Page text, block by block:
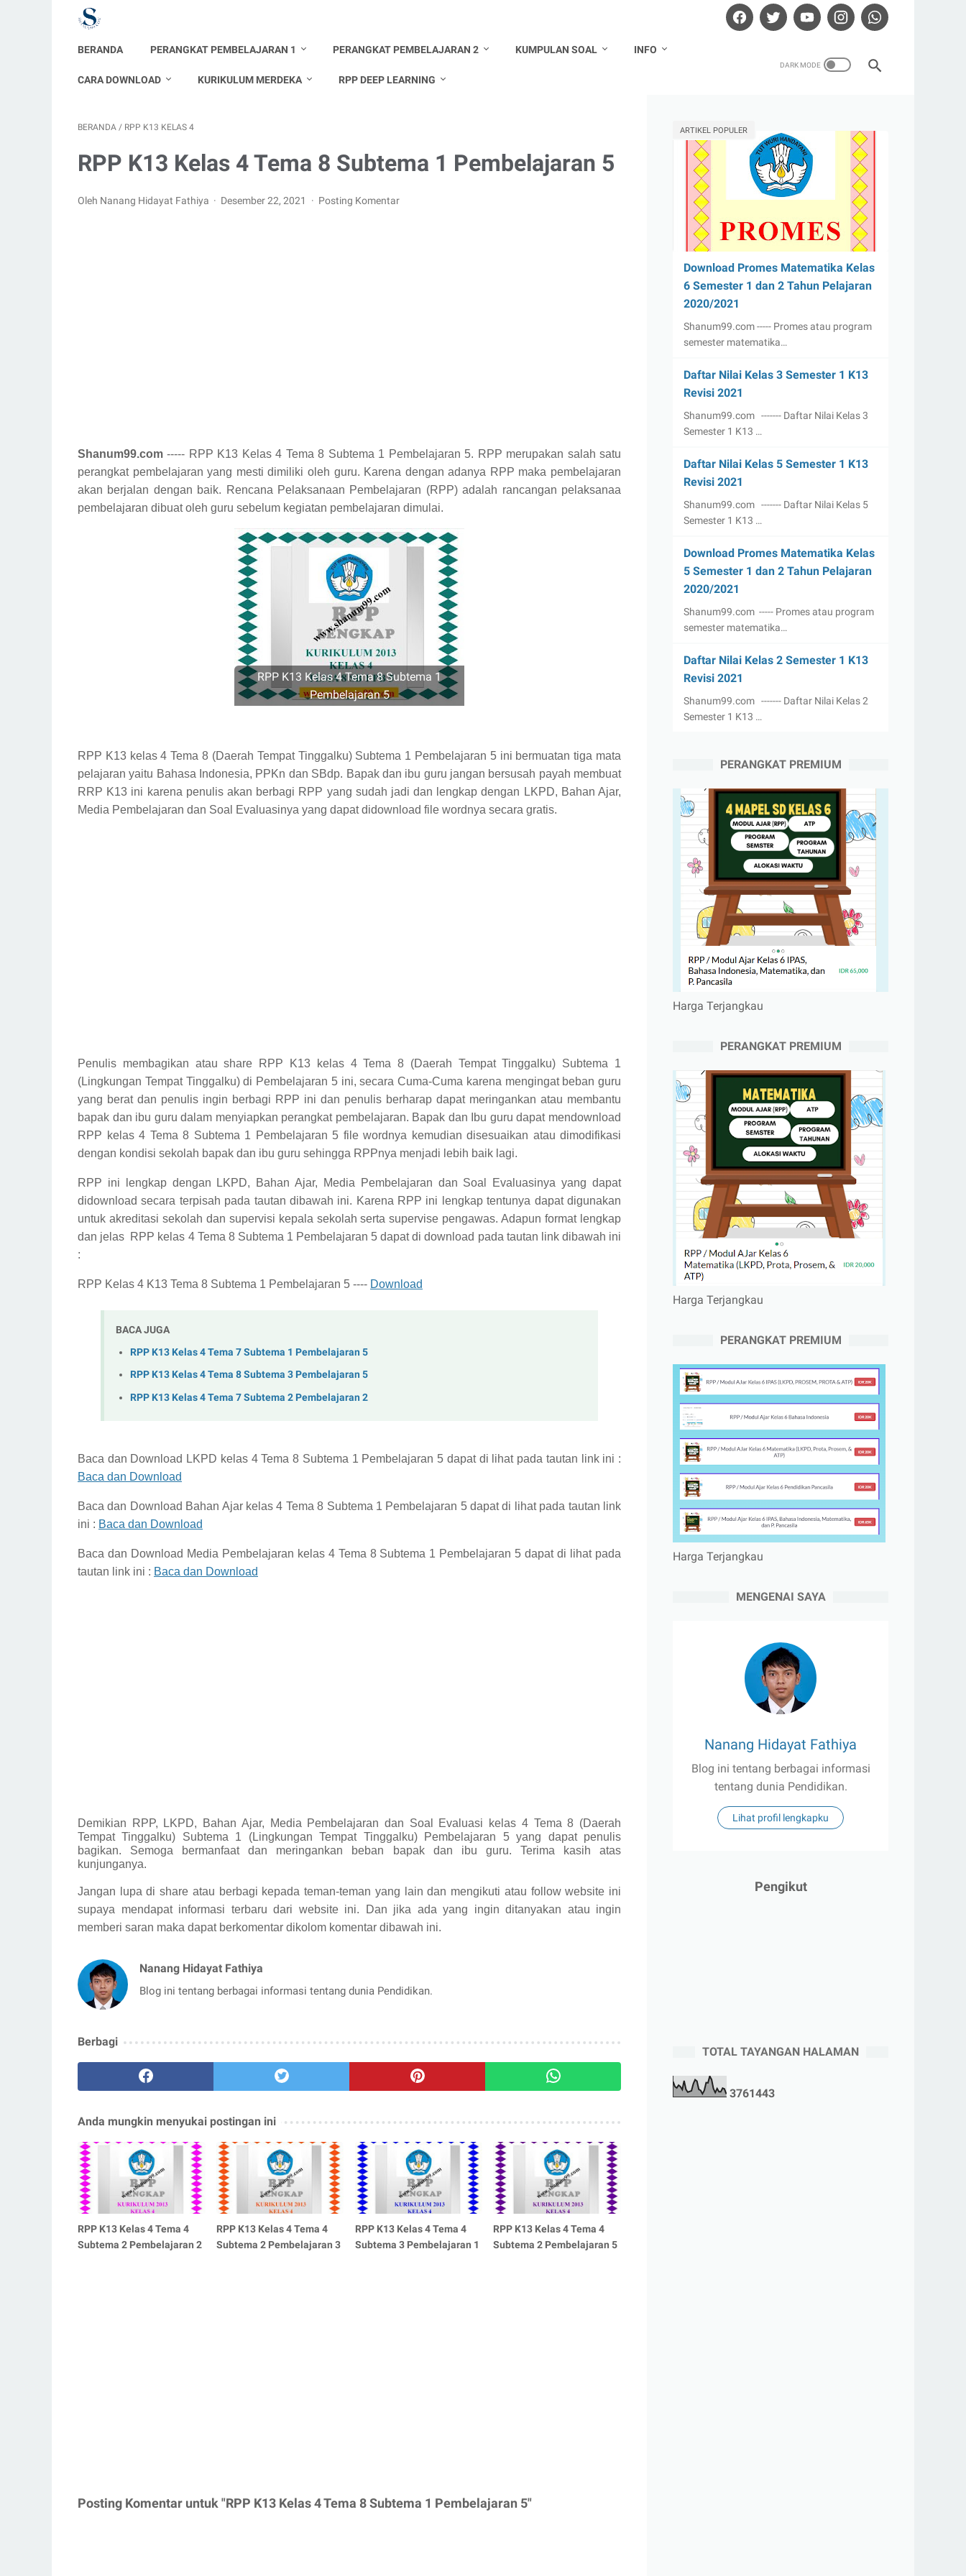
BERANDA PERANGKAT PEMBELAJARAN 1 PERANGKAT PEMBELAJARAN 2 KUMPULAN SOAL INFO
CARA DOWNLOAD KURIKULUM MERDEKA RPP DEEP LEARNING
BERANDA / RPP K13 KELAS 4
RPP K13 Kelas 4 Tema 8 Subtema 1 Pembelajaran 5
Oleh Nanang Hidayat Fathiya Desember 22, 2021 Posting Komentar
Shanum99.com ----- RPP K13 Kelas 4 Tema 8 Subtema 1 Pembelajaran 5. RPP merupakan salah satu
perangkat pembelajaran yang mesti dimiliki oleh guru. Karena dengan adanya RPP maka pembelajaran
akan berjalan dengan baik. Rencana Pelaksanaan Pembelajaran (RPP) adalah rancangan pelaksanaa
pembelajaran dibuat oleh guru sebelum kegiatan pembelajaran dimulai.
RPP K13 Kelas 4 Tema 8 Subtema 1
Pembelajaran 5
RPP K13 kelas 4 Tema 8 (Daerah Tempat Tinggalku) Subtema 1 Pembelajaran 5 ini bermuatan tiga mata
pelajaran yaitu Bahasa Indonesia, PPKn dan SBdp. Bapak dan ibu guru jangan bersusah payah membuat
RRP K13 ini karena penulis akan berbagi RPP yang sudah jadi dan lengkap dengan LKPD, Bahan Ajar,
Media Pembelajaran dan Soal Evaluasinya yang dapat didownload file wordnya secara gratis.
Penulis membagikan atau share RPP K13 kelas 4 Tema 8 (Daerah Tempat Tinggalku) Subtema 1
(Lingkungan Tempat Tinggalku) di Pembelajaran 5 ini, secara Cuma-Cuma karena mengingat beban guru
yang berat dan penulis ingin berbagi RPP ini dan penulis berharap dapat meringankan atau membantu
bapak dan ibu guru dalam menyiapkan perangkat pembelajaran. Bapak dan Ibu guru dapat mendownload
RPP kelas 4 Tema 8 Subtema 1 Pembelajaran 5 file wordnya kemudian disesuaikan atau dimodifikasi
dengan kondisi sekolah bapak dan ibu guru sehingga RPPnya menjadi lebih baik lagi.
RPP ini lengkap dengan LKPD, Bahan Ajar, Media Pembelajaran dan Soal Evaluasinya yang dapat
didownload secara terpisah pada tautan dibawah ini. Karena RPP ini lengkap tentunya dapat digunakan
untuk akreditasi sekolah dan supervisi kepala sekolah serta supervise pengawas.Adapun format lengkap
dan jelas RPP kelas 4 Tema 8 Subtema 1 Pembelajaran 5dapat di download pada tautan link dibawah ini
:
RPP Kelas 4 K13 Tema 8 Subtema 1 Pembelajaran 5 ---- Download
BACA JUGA
RPP K13 Kelas 4 Tema 7 Subtema 1 Pembelajaran 5
RPP K13 Kelas 4 Tema 8 Subtema 3 Pembelajaran 5
RPP K13 Kelas 4 Tema 7 Subtema 2 Pembelajaran 2
Baca dan Download LKPD kelas 4 Tema 8 Subtema 1 Pembelajaran 5 dapat di lihat pada tautan link ini :
Baca dan Download
Baca dan Download Bahan Ajar kelas 4 Tema 8 Subtema 1 Pembelajaran 5dapat di lihat pada tautan link
ini : Baca dan Download
Baca dan Download Media Pembelajaran kelas 4 Tema 8 Subtema 1 Pembelajaran 5dapat di lihat pada
tautan link ini : Baca dan Download
Demikian
RPP, LKPD, Bahan Ajar, Media Pembelajaran dan Soal Evaluasi kelas 4 Tema 8 (Daerah
Tempat Tinggalku) Subtema 1 (Lingkungan Tempat Tinggalku) Pembelajaran 5 yang dapat penulis
bagikan. Semoga bermanfaat dan meringankan beban bapak dan ibu guru. Terima kasih atas
kunjunganya.
Jangan lupa di share atau berbagi kepada teman-teman yang lain dan mengikuti atau follow website ini
supaya mendapat informasi terbaru dari website ini. Dan jika ada yang ingin ditanyakan atau ingin
memberi saran maka dapat berkomentar dikolom komentar dibawah ini.
Nanang Hidayat Fathiya
Blog ini tentang berbagai informasi tentang dunia Pendidikan.
Berbagi
Anda mungkin menyukai postingan ini
RPP K13 Kelas 4 Tema 4
Subtema 2 Pembelajaran 2
RPP K13 Kelas 4 Tema 4
Subtema 2 Pembelajaran 3
RPP K13 Kelas 4 Tema 4
Subtema 3 Pembelajaran 1
RPP K13 Kelas 4 Tema 4
Subtema 2 Pembelajaran 5
Posting Komentar untuk "RPP K13 Kelas 4 Tema 8 Subtema 1 Pembelajaran 5"
ARTIKEL POPULER
Download Promes Matematika Kelas
6 Semester 1 dan 2 Tahun Pelajaran
2020/2021
Shanum99.com ----- Promes atau program
semester matematika…
Daftar Nilai Kelas 3 Semester 1 K13
Revisi 2021
Shanum99.com ------- Daftar Nilai Kelas 3
Semester 1 K13 …
Daftar Nilai Kelas 5 Semester 1 K13
Revisi 2021
Shanum99.com ------- Daftar Nilai Kelas 5
Semester 1 K13 …
Download Promes Matematika Kelas
5 Semester 1 dan 2 Tahun Pelajaran
2020/2021
Shanum99.com ----- Promes atau program
semester matematika…
Daftar Nilai Kelas 2 Semester 1 K13
Revisi 2021
Shanum99.com ------- Daftar Nilai Kelas 2
Semester 1 K13 …
PERANGKAT PREMIUM
Harga Terjangkau
PERANGKAT PREMIUM
Harga Terjangkau
PERANGKAT PREMIUM
Harga Terjangkau
MENGENAI SAYA
Nanang Hidayat Fathiya
Blog ini tentang berbagai informasi
tentang dunia Pendidikan.
Lihat profil lengkapku
Pengikut
TOTAL TAYANGAN HALAMAN
3761443